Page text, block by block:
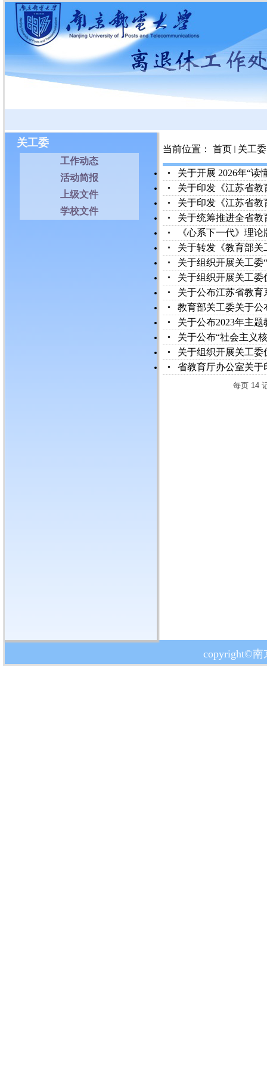
关工委
工作动态
活动简报
上级文件
学校文件
当前位置： 首页 关工委
关于开展 2026年“读
关于印发《江苏省教
关于印发《江苏省教
关于统筹推进全省教
《心系下一代》理
关于转发《教育部关
关于组织开展关工委
关于组织开展关工
关于公布江苏省教育
教育部关工委关于公
关于公布2023年主
关于公布“社会主义
关于组织开展关工
省教育厅办公室关于
每页 14
copyright©南